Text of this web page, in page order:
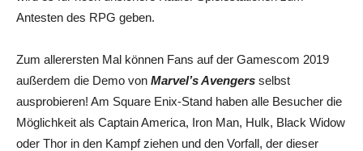
Antesten des RPG geben.
Zum allerersten Mal können Fans auf der Gamescom 2019
außerdem die Demo von Marvel’s Avengers selbst
ausprobieren! Am Square Enix-Stand haben alle Besucher die
Möglichkeit als Captain America, Iron Man, Hulk, Black Widow
oder Thor in den Kampf ziehen und den Vorfall, der dieser